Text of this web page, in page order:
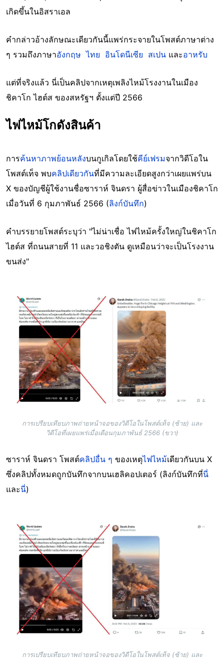
เกิดขึ้นในอิสราเอล
คำกล่าวอ้างลักษณะเดียวกันนี้แพร่กระจายในโพสต์ภาษาต่าง
ๆ รวมถึงภาษาอังกฤษ ไทย อินโดนีเซีย สเปน และอาหรับ
แต่ที่จริงแล้ว นี่เป็นคลิปจากเหตุเพลิงไหม้โรงงานในเมือง
ชิคาโก ไฮต์ส ของสหรัฐฯ ตั้งแต่ปี 2566
ไฟไหม้โกดังสินค้า
การค้นหาภาพย้อนหลังบนกูเกิลโดยใช้คีย์เฟรมจากวิดีโอใน
โพสต์เท็จ พบคลิปเดียวกันที่มีความละเอียดสูงกว่าเผยแพร่บน
X ของบัญชีผู้ใช้งานชื่อซาราห์ จินดรา ผู้สื่อข่าวในเมืองชิคาโก
เมื่อวันที่ 6 กุมภาพันธ์ 2566 (ลิงก์บันทึก)
คำบรรยายโพสต์ระบุว่า "ไม่น่าเชื่อ ไฟไหม้ครั้งใหญ่ในชิคาโก
ไฮต์ส ที่ถนนสายที่ 11 และวอชิงตัน ดูเหมือนว่าจะเป็นโรงงาน
ขนส่ง"
Image
การเปรียบเทียบภาพถ่ายหน้าจอของวิดีโอในโพสต์เท็จ (ซ้าย) และ
วิดีโอที่เผยแพร่เมื่อเดือนกุมภาพันธ์ 2566 (ขวา)
ซาราห์ จินดรา โพสต์คลิปอื่น ๆ ของเหตุไฟไหม้เดียวกันบน X
ซึ่งคลิปทั้งหมดถูกบันทึกจากบนเฮลิคอปเตอร์ (ลิงก์บันทึกที่นี่
และนี่)
Image
การเปรียบเทียบภาพถ่ายหน้าจอของวิดีโอในโพสต์เท็จ (ซ้าย) และ